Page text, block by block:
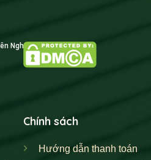
Chính sách
Hướng dẫn thanh toán